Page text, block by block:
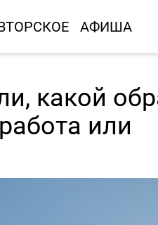
АФИША
какой
или